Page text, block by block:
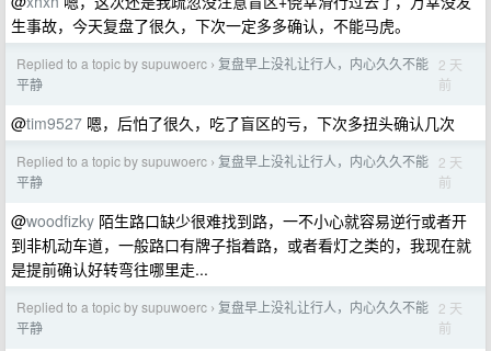
生事故，今天复盘了很久，下次一定多多确认，不能马虎。
Replied to a topic by supuwoerc › 复盘早上没礼让行人，内心久久不能
平静
2 天
前
@tim9527 嗯，后怕了很久，吃了盲区的亏，下次多扭头确认几次
Replied to a topic by supuwoerc › 复盘早上没礼让行人，内心久久不能
平静
2 天
前
@woodfizky 陌生路口缺少很难找到路，一不小心就容易逆行或者开
到非机动车道，一般路口有牌子指着路，或者看灯之类的，我现在就
是提前确认好转弯往哪里走...
Replied to a topic by supuwoerc › 复盘早上没礼让行人，内心久久不能
平静
2 天
前